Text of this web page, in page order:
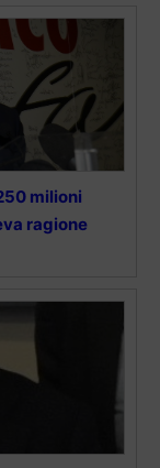
milioni
ragione